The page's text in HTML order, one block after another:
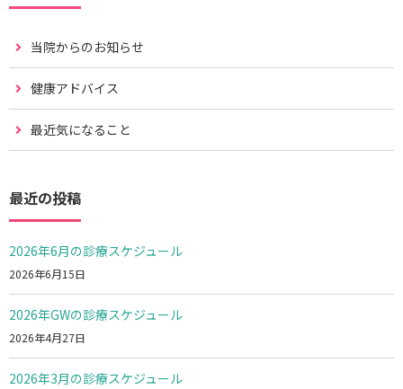
当院からのお知らせ
健康アドバイス
最近気になること
最近の投稿
2026年6月の診療スケジュール
2026年6月15日
2026年GWの診療スケジュール
2026年4月27日
2026年3月の診療スケジュール